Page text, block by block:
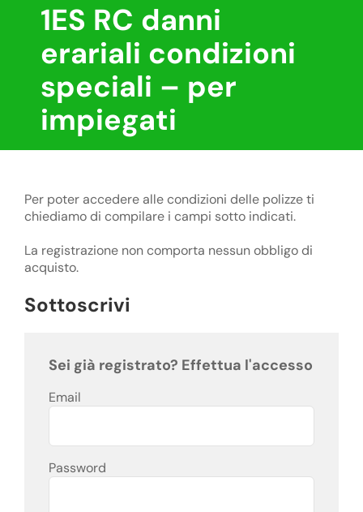
1ES RC danni
erariali condizioni
speciali – per
impiegati
Per poter accedere alle condizioni delle polizze ti
chiediamo di compilare i campi sotto indicati.
La registrazione non comporta nessun obbligo di
acquisto.
Sottoscrivi
Sei già registrato? Effettua l'accesso
Email
Password